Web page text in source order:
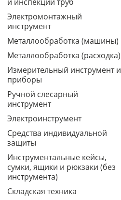
Электромонтажный
инструмент
Металлообработка (машины)
Металлообработка (расходка)
Измерительный инструмент и
приборы
Ручной слесарный
инструмент
Электроинструмент
Средства индивидуальной
защиты
Инструментальные кейсы,
сумки, ящики и рюкзаки (без
инструмента)
Складская техника